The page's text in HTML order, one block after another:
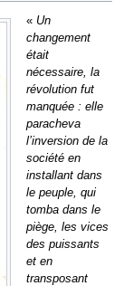
« Un
changement
était
nécessaire, la
révolution fut
manquée : elle
paracheva
l’inversion de la
société en
installant dans
le peuple, qui
tomba dans le
piège, les vices
des puissants
et en
transposant